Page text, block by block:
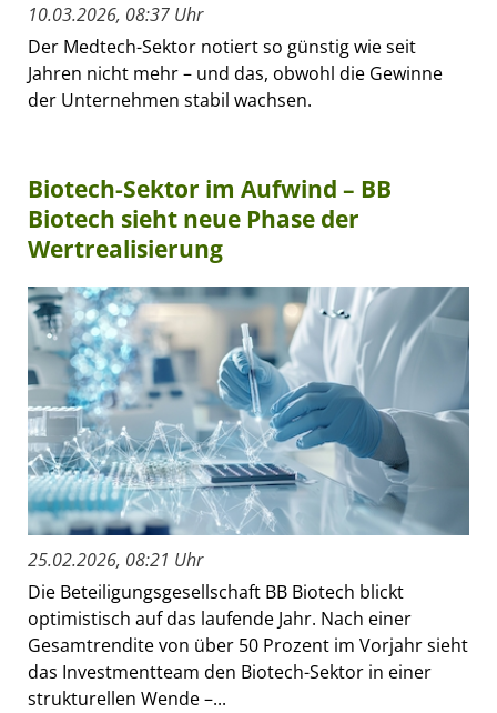
10.03.2026, 08:37 Uhr
Der Medtech-Sektor notiert so günstig wie seit
Jahren nicht mehr – und das, obwohl die Gewinne
der Unternehmen stabil wachsen.
Biotech-Sektor im Aufwind – BB
Biotech sieht neue Phase der
Wertrealisierung
25.02.2026, 08:21 Uhr
Die Beteiligungsgesellschaft BB Biotech blickt
optimistisch auf das laufende Jahr. Nach einer
Gesamtrendite von über 50 Prozent im Vorjahr sieht
das Investmentteam den Biotech-Sektor in einer
strukturellen Wende –...